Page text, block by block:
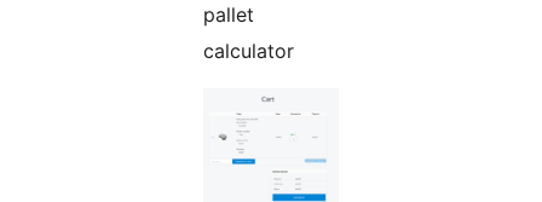
pallet
calculator